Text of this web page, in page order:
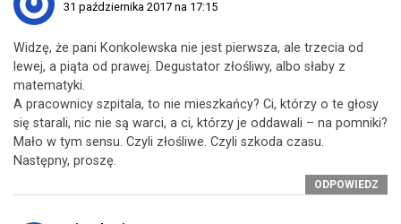
31 października 2017 na 17:15
Widzę, że pani Konkolewska nie jest pierwsza, ale trzecia od
lewej, a piąta od prawej. Degustator złośliwy, albo słaby z
matematyki.
A pracownicy szpitala, to nie mieszkańcy? Ci, którzy o te głosy
się starali, nic nie są warci, a ci, którzy je oddawali – na pomniki?
Mało w tym sensu. Czyli złośliwe. Czyli szkoda czasu.
Następny, proszę.
ODPOWIEDZ